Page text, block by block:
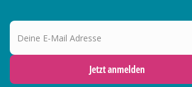
Deine E-Mail Adresse
Jetzt anmelden